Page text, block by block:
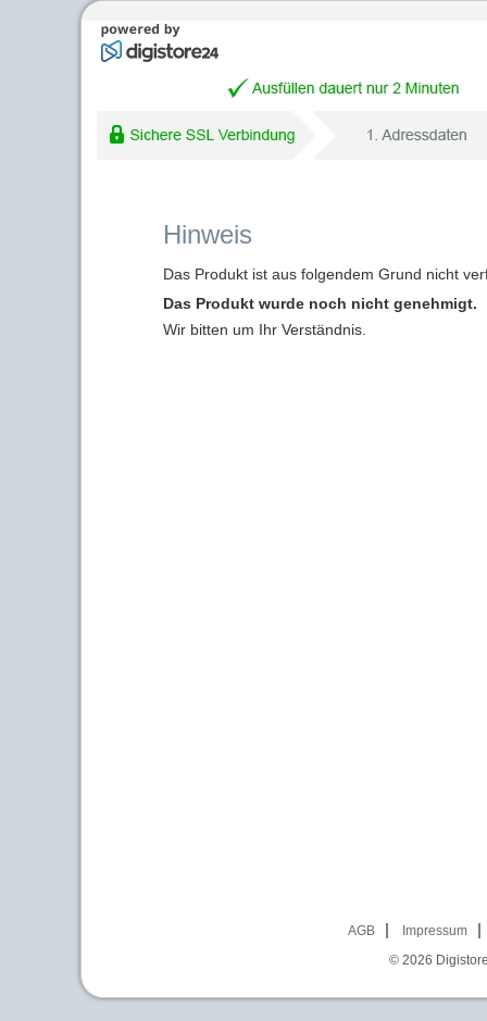
Hinweis
Das Produkt ist aus folgendem Grund nicht
Das Produkt wurde noch nicht genehmigt.
Wir bitten um Ihr Verständnis.
AGB
Impressum
© 2026